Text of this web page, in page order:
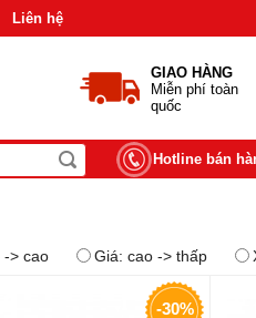
Liên hệ
GIAO HÀNG
Miễn phí toàn
quốc
Hotline bán
-> cao Giá: cao -> thấp
-30%